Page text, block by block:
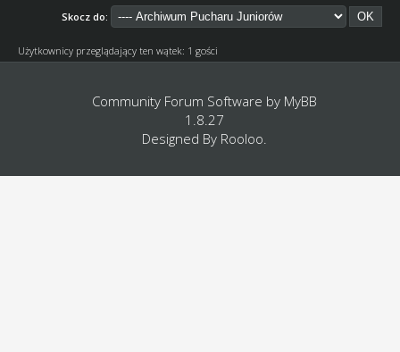
Skocz do:
Użytkownicy przeglądający ten wątek: 1 gości
Community Forum Software by MyBB
1.8.27
Designed By Rooloo